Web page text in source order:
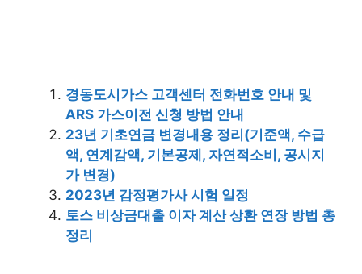
경동도시가스 고객센터 전화번호 안내 및
ARS 가스이전 신청 방법 안내
23년 기초연금 변경내용 정리(기준액, 수급
액, 연계감액, 기본공제, 자연적소비, 공시지
가 변경)
2023년 감정평가사 시험 일정
토스 비상금대출 이자 계산 상환 연장 방법 총
정리